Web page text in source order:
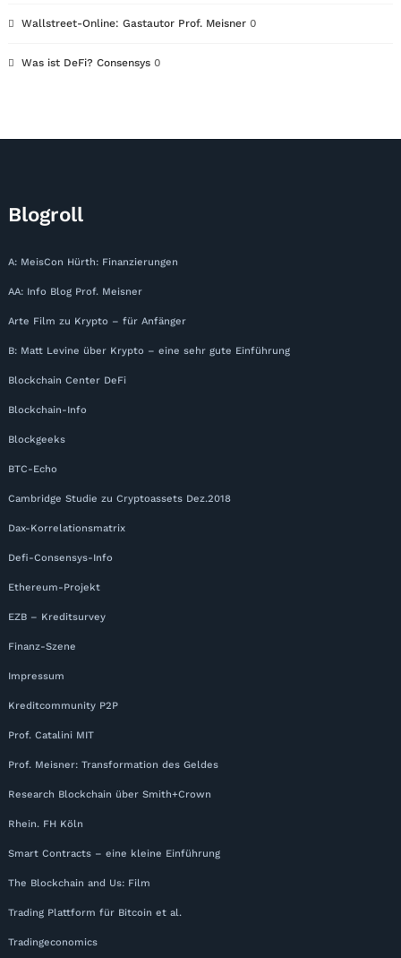
Wallstreet-Online: Gastautor Prof. Meisner 0
Was ist DeFi? Consensys 0
Blogroll
A: MeisCon Hürth: Finanzierungen
AA: Info Blog Prof. Meisner
Arte Film zu Krypto – für Anfänger
B: Matt Levine über Krypto – eine sehr gute Einführung
Blockchain Center DeFi
Blockchain-Info
Blockgeeks
BTC-Echo
Cambridge Studie zu Cryptoassets Dez.2018
Dax-Korrelationsmatrix
Defi-Consensys-Info
Ethereum-Projekt
EZB – Kreditsurvey
Finanz-Szene
Impressum
Kreditcommunity P2P
Prof. Catalini MIT
Prof. Meisner: Transformation des Geldes
Research Blockchain über Smith+Crown
Rhein. FH Köln
Smart Contracts – eine kleine Einführung
The Blockchain and Us: Film
Trading Plattform für Bitcoin et al.
Tradingeconomics